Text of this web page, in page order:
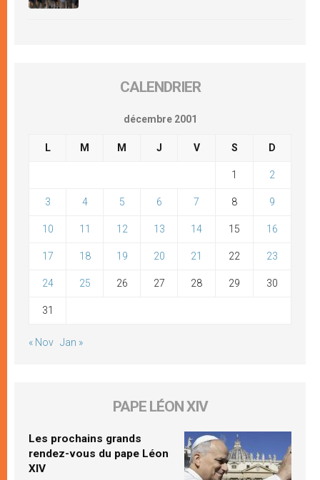
CALENDRIER
décembre 2001
L M M J V S D
1 2
3 4 5 6 7 8 9
10 11 12 13 14 15 16
17 18 19 20 21 22 23
24 25 26 27 28 29 30
31
« Nov Jan »
PAPE LÉON XIV
Les prochains grands
rendez-vous du pape Léon
XIV